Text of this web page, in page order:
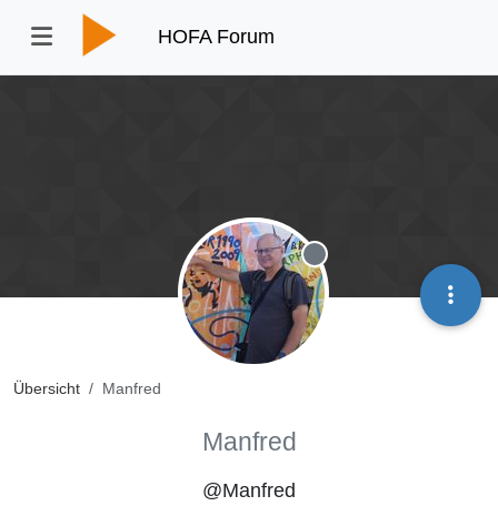
HOFA Forum
Übersicht Manfred
Offline
Manfred
@Manfred